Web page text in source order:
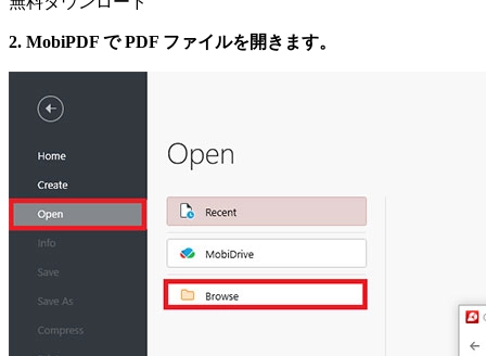
2. MobiPDF で PDF ファイルを開きます。